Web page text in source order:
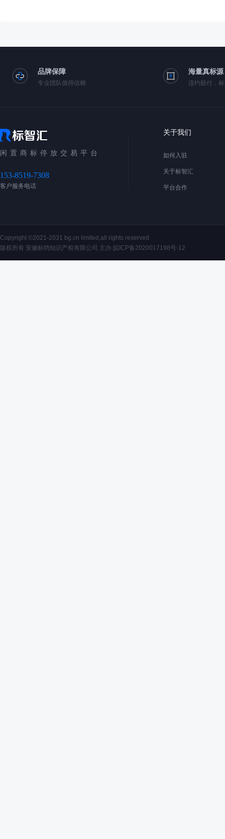
品牌保障
专业团队值得信赖
海量真标源
违约赔付，
闲置商标停放交易平台
153-8519-7308
客户服务电话
关于我们
如何入驻
关于标智汇
平台合作
Copyright ©2021-2031 bg.cn limited,all rights reserved
版权所有 安徽标鸽知识产权有限公司 主办 皖ICP备2020017198号-12